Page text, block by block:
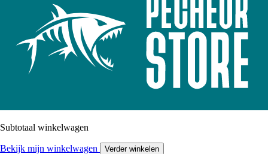
Subtotaal winkelwagen
Bekijk mijn winkelwagen Verder winkelen